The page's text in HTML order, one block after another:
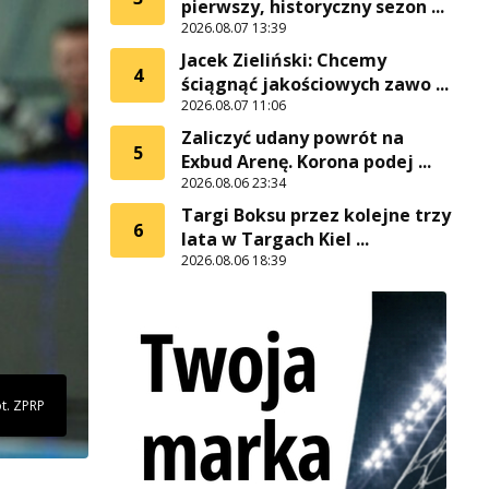
ZPRP
pierwszy, historyczny sezon ...
2026.08.07 13:39
4
Jacek Zieliński: Chcemy
ściągnąć jakościowych zawo ...
2026.08.07 11:06
5
Zaliczyć udany powrót na
Exbud Arenę. Korona podej ...
2026.08.06 23:34
6
Targi Boksu przez kolejne trzy
lata w Targach Kiel ...
2026.08.06 18:39